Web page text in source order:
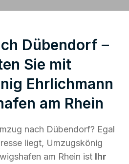
Dübendorf –
Sie mit
Ehrlichmann
am Rhein
nach Dübendorf? Egal
liegt, Umzugskönig
am Rhein ist Ihr